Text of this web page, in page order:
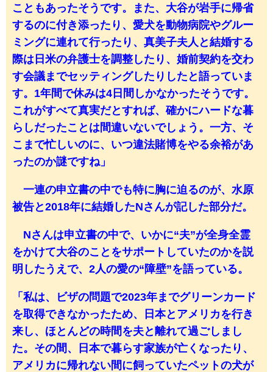
こともあったそうです。また、大谷が岩手に帰省
するのに付き添ったり、愛犬を動物病院やグルー
ミングに連れて行ったり、真美子夫人と結婚する
際は日米の弁護士を調整したり、婚前契約を交わ
す会議までセッティングしたりしたと語っていま
す。1年間で休みは4日間しかなかったそうです。
これがすべて真実だとすれば、確かにハードな暮
らしだったことは間違いないでしょう。一方、そ
こまで忙しいのに、いつ違法賭博をやる余裕があ
ったのか謎ですね」
一連の申立書の中でも特に胸に迫るのが、水原
被告と2018年に結婚したNさんが記した部分だ。
Nさんは申立書の中で、いかに“夫”が全身全霊
をかけて大谷のことをサポートしていたのかを説
明したうえで、2人の愛の“障壁”を語っている。
「私は、ビザの問題で2023年までグリーンカード
を取得できなかったため、日本とアメリカを行き
来し、ほとんどの時間を夫と離れて過ごしまし
た。その間、日本で暮らす家族が亡くなったり、
アメリカに帰れない間に飼っていたペットの犬が